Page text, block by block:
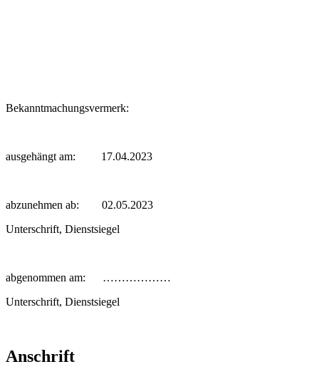
Bekanntmachungsvermerk:
ausgehängt am: 17.04.2023
abzunehmen ab: 02.05.2023
Unterschrift, Dienstsiegel
abgenommen am: ………………
Unterschrift, Dienstsiegel
Anschrift